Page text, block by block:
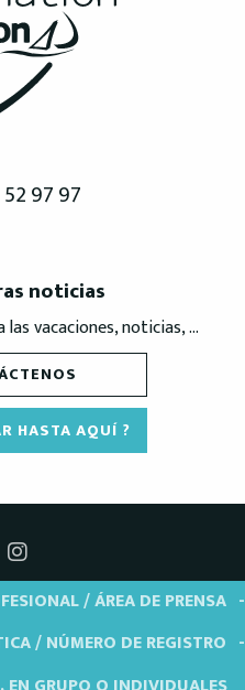
97 97
noticias
vacaciones, noticias, ...
HASTA AQUÍ ?
/ ÁREA DE PRENSA
/ NÚMERO DE REGISTRO